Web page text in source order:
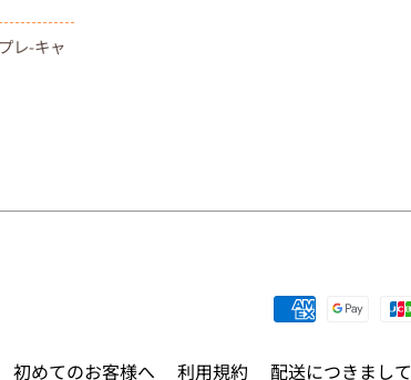
レ-キャ
初めてのお客様へ 利用規約 配送につきまして